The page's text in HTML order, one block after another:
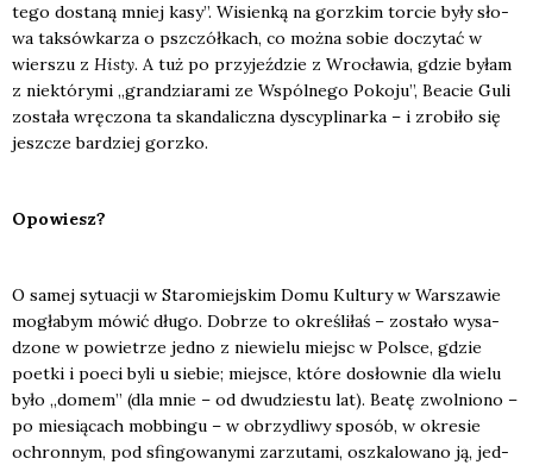
te­go dosta­ną mniej kasy”. Wisien­ką na gorz­kim tor­cie były sło­
wa tak­sów­ka­rza o psz­czół­kach, co moż­na sobie doczy­tać w
wier­szu z Histy. A tuż po przy­jeź­dzie z Wro­cła­wia, gdzie byłam
z nie­któ­ry­mi „gran­dzia­ra­mi ze Wspól­ne­go Poko­ju”, Beacie Guli
zosta­ła wrę­czo­na ta skan­da­licz­na dys­cy­pli­nar­ka – i zro­bi­ło się
jesz­cze bar­dziej gorz­ko.
Opo­wiesz?
O samej sytu­acji w Sta­ro­miej­skim Domu Kul­tu­ry w War­sza­wie
mogła­bym mówić dłu­go. Dobrze to okre­śli­łaś – zosta­ło wysa­
dzo­ne w powie­trze jed­no z nie­wie­lu miejsc w Pol­sce, gdzie
poet­ki i poeci byli u sie­bie; miej­sce, któ­re dosłow­nie dla wie­lu
było „domem” (dla mnie – od dwu­dzie­stu lat). Beatę zwol­nio­no –
po mie­sią­cach mob­bin­gu – w obrzy­dli­wy spo­sób, w okre­sie
ochron­nym, pod sfin­go­wa­ny­mi zarzu­ta­mi, oszka­lo­wa­no ją, jed­